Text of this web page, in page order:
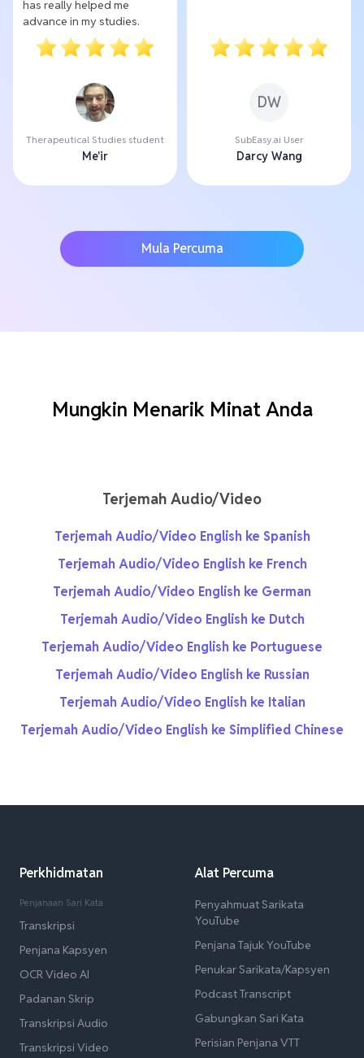
has really helped me
advance in my studies.
Therapeutical Studies student
Me'ir
DW
SubEasy.ai User
Darcy Wang
Mula Percuma
Mungkin Menarik Minat Anda
Terjemah Audio/Video
Terjemah Audio/Video English ke Spanish
Terjemah Audio/Video English ke French
Terjemah Audio/Video English ke German
Terjemah Audio/Video English ke Dutch
Terjemah Audio/Video English ke Portuguese
Terjemah Audio/Video English ke Russian
Terjemah Audio/Video English ke Italian
Terjemah Audio/Video English ke Simplified Chinese
Perkhidmatan
Penjanaan Sari Kata
Transkripsi
Penjana Kapsyen
OCR Video AI
Padanan Skrip
Transkripsi Audio
Transkripsi Video
Alat Percuma
Penyahmuat Sarikata
YouTube
Penjana Tajuk YouTube
Penukar Sarikata/Kapsyen
Podcast Transcript
Gabungkan Sari Kata
Perisian Penjana VTT